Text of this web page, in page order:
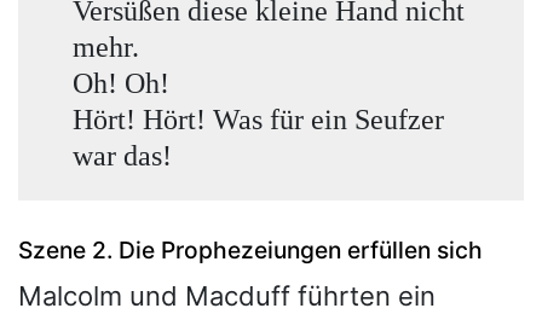
Versüßen diese kleine Hand nicht
mehr.
Oh! Oh!
Hört! Hört! Was für ein Seufzer
war das!
Szene 2. Die Prophezeiungen erfüllen sich
Malcolm und Macduff führten ein